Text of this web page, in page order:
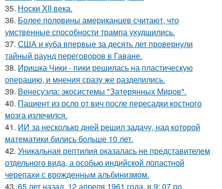
35. Носки XII века.
36. Более половины американцев считают, что
умственные способности трампа ухудшились.
37. США и куба впервые за десять лет провернули
тайный раунд переговоров в Гаване.
38. Иришка Чики - пики решилась на пластическую
операцию, и мнения сразу же разделились.
39. Венесуэла: экосистемы "Затерянных Миров".
40. Пациент из осло от вич после пересадки костного
мозга излечился.
41. ИИ за несколько дней решил задачу, над которой
математики бились больше 10 лет.
42. Уникальная рептилия оказалась не представителем
отдельного вида, а особью индийской лопастной
черепахи с врожденным альбинизмом.
43. 65 лет назад, 12 апреля 1961 года, в 9: 07 по